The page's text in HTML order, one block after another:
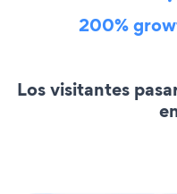
200%
Los visitantes